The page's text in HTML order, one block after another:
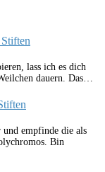
lass ich es dich
dauern. Das…
empfinde die als
Bin